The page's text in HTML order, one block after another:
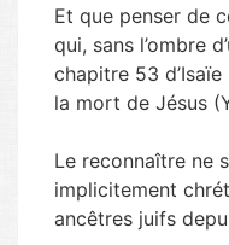
Et que penser de
qui, sans l’ombre
chapitre 53
la mort de Jésus
Le reconnaître ne
implicitement
ancêtres juifs